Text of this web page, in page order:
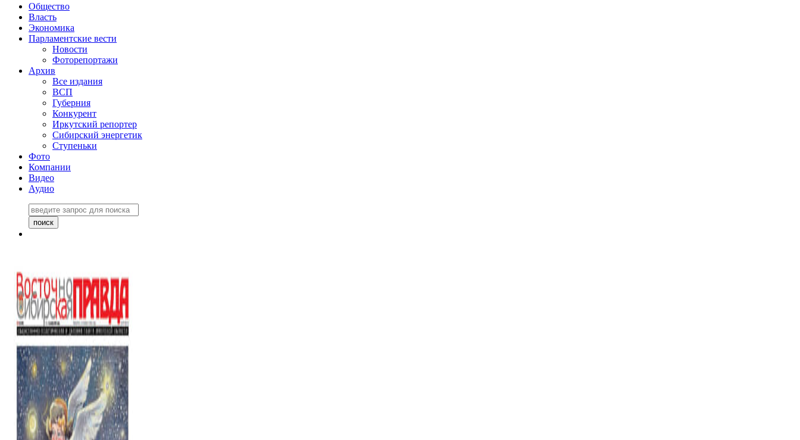
Общество
Власть
Экономика
Парламентские вести
Новости
Фоторепортажи
Архив
Все издания
ВСП
Губерния
Конкурент
Иркутский репортер
Сибирский энергетик
Ступеньки
Фото
Компании
Видео
Аудио